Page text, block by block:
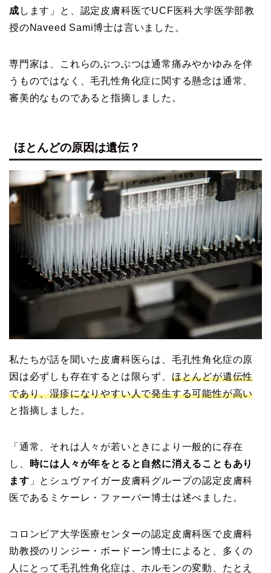
成 します」と、認定皮膚科医でUCF医科大学医学部教
授のNaveed Sami博士は言いました。
専門家は、これらのぶつぶつは通常痛みやかゆみを伴
うものではなく、毛孔性角化症に関する懸念は通常、
審美的なものであると指摘しました。
ほとんどの原因は遺伝？
私たちが話を聞いた皮膚科医らは、毛孔性角化症の原
因は必ずしも存在するとは限らず、 ほとんどが遺伝性
であり、湿疹になりやすい人で発生する可能性が高い
と指摘しました。
「通常、それは人々が若いときにより一般的に存在
し、 時には人々が年をとると自然に消えることもあり
ます 」とシュヴァイガー皮膚科グループの認定皮膚科
医であるミケーレ・ファーバー博士は述べました。
コロンビア大学医療センターの認定皮膚科医で皮膚科
助教授のリンジー・ボードーン博士によると、多くの
人にとって毛孔性角化症は、ホルモンの変動、たとえ